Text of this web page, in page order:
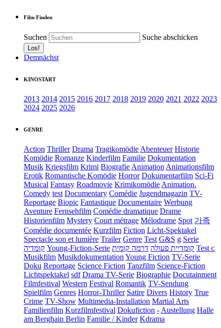
Film Finden
Suchen Suche abschicken
Demnächst
KINOSTART
2013 2014 2015 2016 2017 2018 2019 2020 2021 2022 2023
2024 2025 2026
GENRE
Action Thriller Drama Tragikomödie Abenteuer Historie
Komödie Romanze Kinderfilm Familie Dokumentation
Musik Kriegsfilm Krimi Biografie Animation Animationsfilm
Erotik Romantische Komödie Horror Dokumentarfilm Sci-Fi
Musical Fantasy Roadmovie Krimikomödie Animation.
Comedy test Documentary Comédie Jugendmagazin TV-
Reportage Biopic Fantastique Documentaire Werbung
Aventure Fernsehfilm Comédie dramatique Drame
Historienfilm Mystery Court métrage Mélodrame Spot 가족
Comédie documentée Kurzfilm Fiction Licht-Spektakel
Spectacle son et lumière Trailer Genre Test G&S g Serie
קומדיה Young-Fiction-Serie קומדיית פעולה דרמה קומית
Test c
Musikfilm Musikdokumentation Young Fiction TV-Serie
Doku Reportage Science Fiction Tanzfilm Science-Fiction
Lichtspektakel sdf Drama TV-Serie Biographie Docutainment
Filmfestival Western Festival Romantik TV-Sendung
Spielfilm Genres Horror-Thriller Satire Divers History True
Crime TV-Show Multimedia-Installation Martial Arts
Familienfilm Kurzfilmfestival Dokufiction - Austellung Halle
am Berghain Berlin Familie / Kinder Kdrama